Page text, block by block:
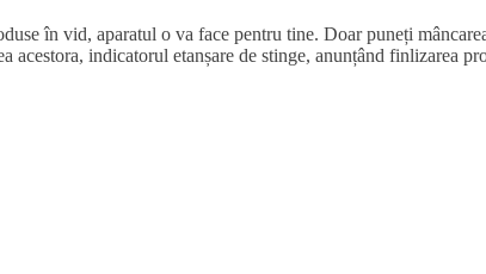
în vid, aparatul o va face pentru tine. Doar puneți
indicatorul etanșare de stinge, anunțând finlizarea